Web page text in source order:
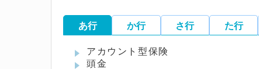
あ行 か行 さ行 た行
アカウント型保険
頭金